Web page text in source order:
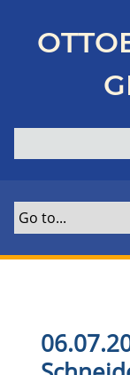
p